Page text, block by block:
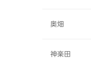
奥畑
神楽田